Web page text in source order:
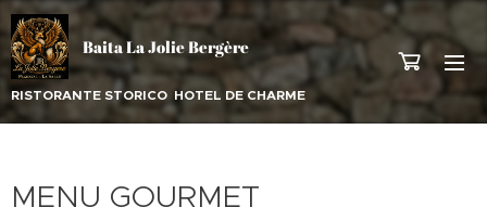
Baita La Jolie Bergère
RISTORANTE STORICO HOTEL DE CHARME
MENU GOURMET